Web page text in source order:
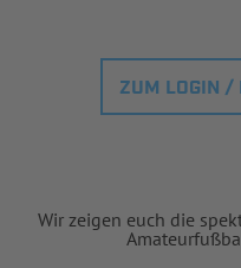
ZUM LOGIN /
Wir zeigen euch die